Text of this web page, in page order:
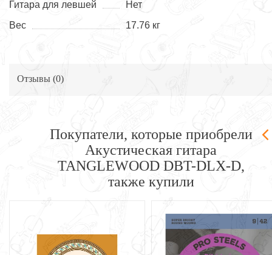
Гитара для левшей
Нет
Вес
17.76 кг
Отзывы (0)
Покупатели, которые приобрели
Акустическая гитара
TANGLEWOOD DBT-DLX-D,
также купили